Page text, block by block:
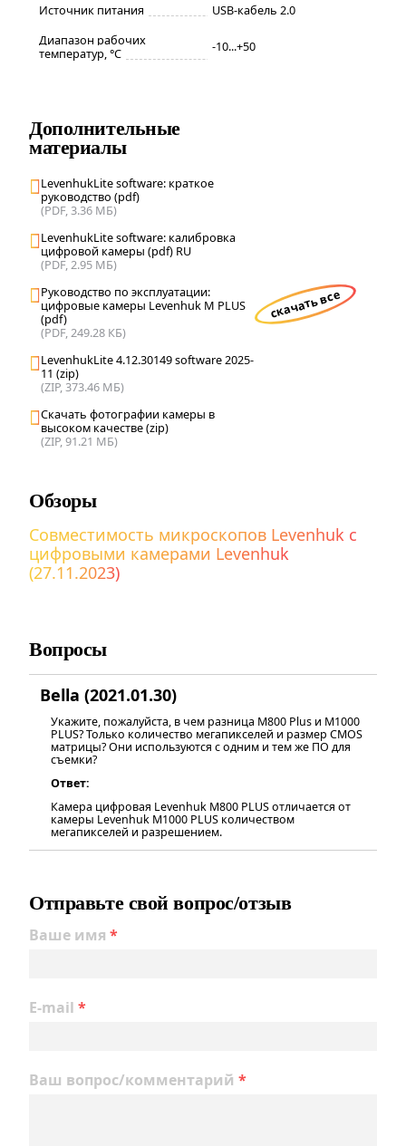
Источник питания
USB-кабель 2.0
Диапазон рабочих
температур, °С
-10...+50
Дополнительные
материалы
LevenhukLite software: краткое
руководство (pdf)
(PDF, 3.36 МБ)
LevenhukLite software: калибровка
цифровой камеры (pdf) RU
(PDF, 2.95 МБ)
Руководство по эксплуатации:
цифровые камеры Levenhuk M PLUS
(pdf)
(PDF, 249.28 КБ)
LevenhukLite 4.12.30149 software 2025-
11 (zip)
(ZIP, 373.46 МБ)
Скачать фотографии камеры в
высоком качестве (zip)
(ZIP, 91.21 МБ)
скачать все
Обзоры
Совместимость микроскопов Levenhuk с
цифровыми камерами Levenhuk
(27.11.2023)
Вопросы
Bella (2021.01.30)
Укажите, пожалуйста, в чем разница М800 Plus и M1000
PLUS? Только количество мегапикселей и размер CMOS
матрицы? Они используются с одним и тем же ПО для
съемки?
Ответ:
Камера цифровая Levenhuk M800 PLUS отличается от
камеры Levenhuk M1000 PLUS количеством
мегапикселей и разрешением.
Отправьте свой вопрос/отзыв
Ваше имя *
E-mail *
Ваш вопрос/комментарий *